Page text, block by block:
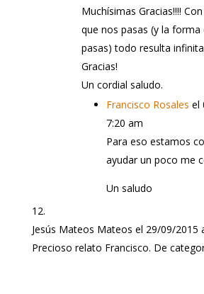
Muchísimas Gracias!!!!
que nos pasas (y la forma
pasas) todo resulta
Gracias!
Un cordial saludo.
Francisco Rosales el
7:20 am
Para eso estamos
ayudar un poco me
Un saludo
Jesús Mateos Mateos el 29/09/2015
Precioso relato Francisco. De